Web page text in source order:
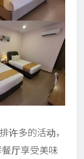
许多的活动，
厅享受美味